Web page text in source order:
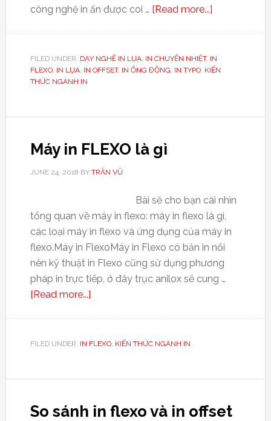
công nghệ in ấn được coi … [Read more...]
FILED UNDER: DẠY NGHỀ IN LỤA, IN CHUYỂN NHIỆT, IN
FLEXO, IN LỤA, IN OFFSET, IN ỐNG ĐỒNG, IN TYPO, KIẾN
THỨC NGÀNH IN
Máy in FLEXO là gì
JUNE 24, 2018 BY TRẦN VŨ
Bài sẽ cho bạn cái nhìn
tổng quan về máy in flexo: máy in flexo là gì,
các loại máy in flexo và ứng dụng của máy in
flexo.Máy in FlexoMáy in Flexo có bản in nổi
nên kỹ thuật in Flexo cũng sử dụng phương
pháp in trực tiếp, ở đây trục anilox sẽ cung …
[Read more...]
FILED UNDER: IN FLEXO, KIẾN THỨC NGÀNH IN
So sánh in flexo và in offset